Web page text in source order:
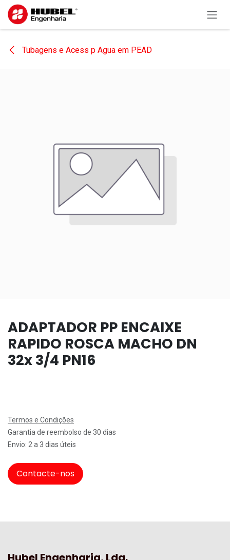
Pular para o conteúdo
Tubagens e Acess p Agua em PEAD
ADAPTADOR PP ENCAIXE
RAPIDO ROSCA MACHO DN
32x 3/4 PN16
Termos e Condições
Garantia de reembolso de 30 dias
Envio: 2 a 3 dias úteis
Contacte-nos